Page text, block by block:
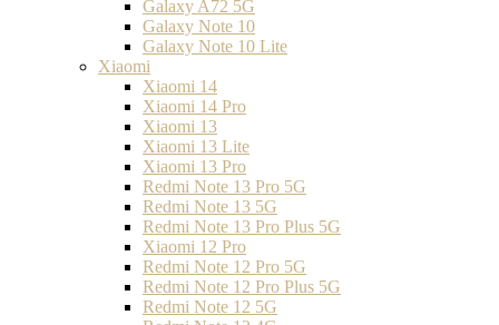
Galaxy A72 5G
Galaxy Note 10
Galaxy Note 10 Lite
Xiaomi
Xiaomi 14
Xiaomi 14 Pro
Xiaomi 13
Xiaomi 13 Lite
Xiaomi 13 Pro
Redmi Note 13 Pro 5G
Redmi Note 13 5G
Redmi Note 13 Pro Plus 5G
Xiaomi 12 Pro
Redmi Note 12 Pro 5G
Redmi Note 12 Pro Plus 5G
Redmi Note 12 5G